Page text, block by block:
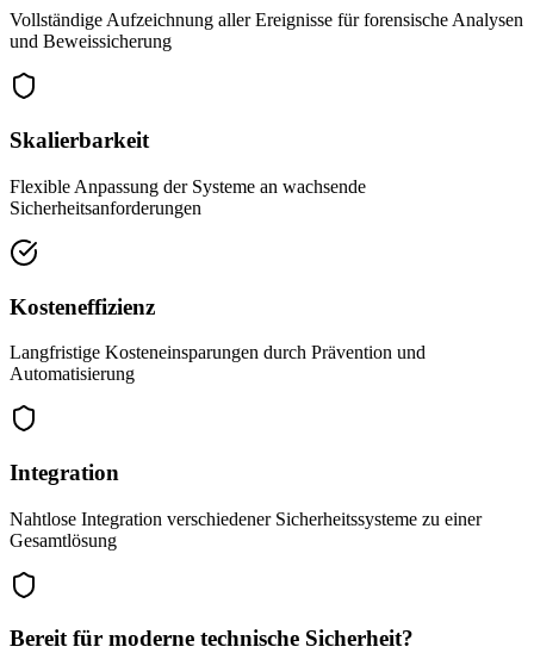
Vollständige Aufzeichnung aller Ereignisse für forensische Analysen
und Beweissicherung
Skalierbarkeit
Flexible Anpassung der Systeme an wachsende
Sicherheitsanforderungen
Kosteneffizienz
Langfristige Kosteneinsparungen durch Prävention und
Automatisierung
Integration
Nahtlose Integration verschiedener Sicherheitssysteme zu einer
Gesamtlösung
Bereit für moderne technische Sicherheit?